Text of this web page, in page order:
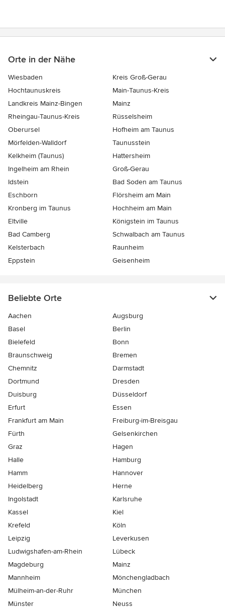
Orte in der Nähe
Wiesbaden
Kreis Groß-Gerau
Hochtaunuskreis
Main-Taunus-Kreis
Landkreis Mainz-Bingen
Mainz
Rheingau-Taunus-Kreis
Rüsselsheim
Oberursel
Hofheim am Taunus
Mörfelden-Walldorf
Taunusstein
Kelkheim (Taunus)
Hattersheim
Ingelheim am Rhein
Groß-Gerau
Idstein
Bad Soden am Taunus
Eschborn
Flörsheim am Main
Kronberg im Taunus
Hochheim am Main
Eltville
Königstein im Taunus
Bad Camberg
Schwalbach am Taunus
Kelsterbach
Raunheim
Eppstein
Geisenheim
Beliebte Orte
Aachen
Augsburg
Basel
Berlin
Bielefeld
Bonn
Braunschweig
Bremen
Chemnitz
Darmstadt
Dortmund
Dresden
Duisburg
Düsseldorf
Erfurt
Essen
Frankfurt am Main
Freiburg-im-Breisgau
Fürth
Gelsenkirchen
Graz
Hagen
Halle
Hamburg
Hamm
Hannover
Heidelberg
Herne
Ingolstadt
Karlsruhe
Kassel
Kiel
Krefeld
Köln
Leipzig
Leverkusen
Ludwigshafen-am-Rhein
Lübeck
Magdeburg
Mainz
Mannheim
Mönchen­gladbach
Mülheim-an-der-Ruhr
München
Münster
Neuss